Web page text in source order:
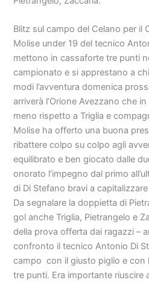
Blitz sul campo del Celano per il
Molise under 19 del tecnico
mettono in cassaforte tre punti
campionato e si apprestano a
modi l’avventura domenica
arriverà l’Orione Avezzano che
meno rispetto a Triglia e
Molise ha offerto una buona
ribattere colpo su colpo agli
equilibrato e ben giocato dalle
onorato l’impegno dal primo
di Di Stefano bravi a
Da segnalare la doppietta di
gol anche Triglia, Pietrangelo e
della prova offerta dai ragazzi –
confronto il tecnico Antonio Di
campo con il giusto piglio e con
tre punti. Era importante riuscire